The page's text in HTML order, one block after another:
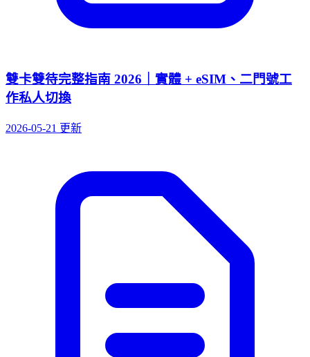
雙卡雙待完整指南 2026｜實體 + eSIM、二門號工
作私人切換
2026-05-21 更新